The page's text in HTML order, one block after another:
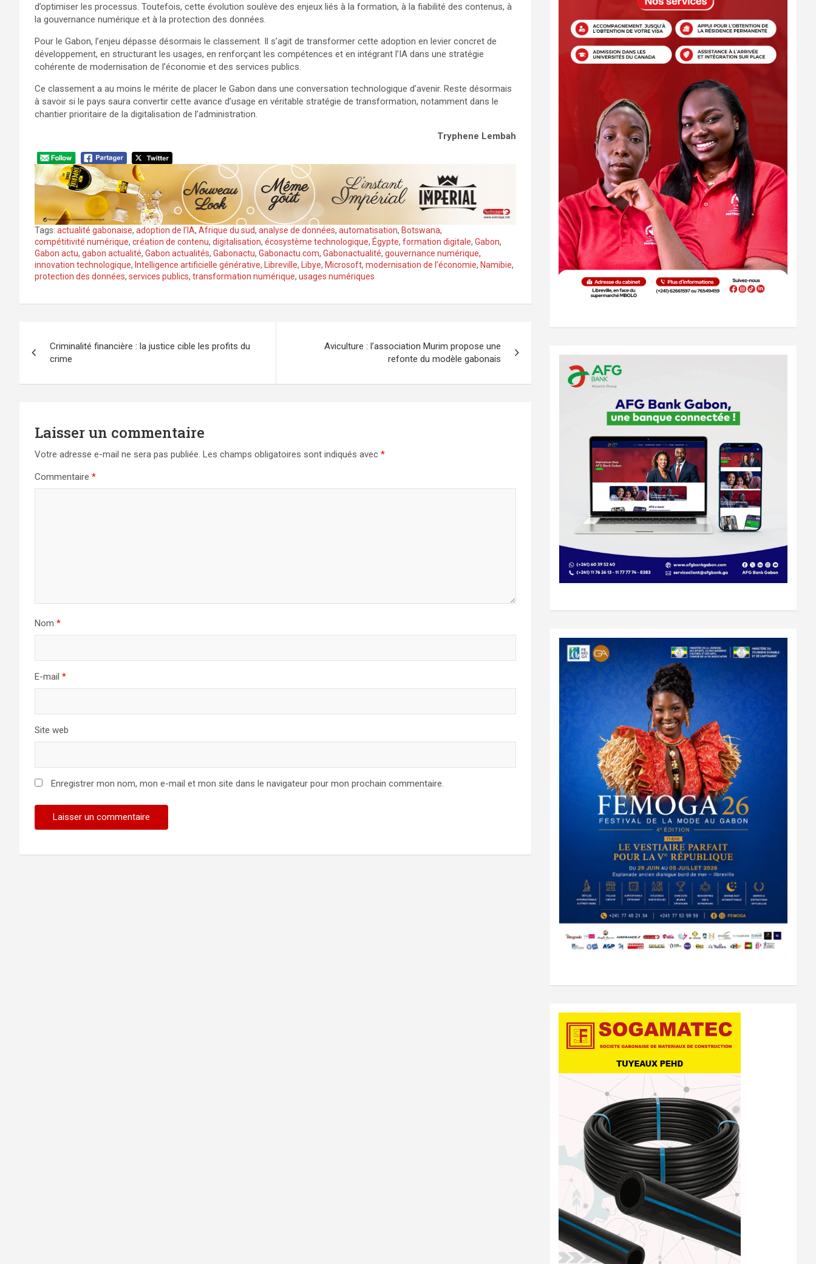
d’optimiser les processus. Toutefois, cette évolution soulève des enjeux liés à la formation, à la fiabilité des contenus, à
la gouvernance numérique et à la protection des données.
Pour le Gabon, l’enjeu dépasse désormais le classement. Il s’agit de transformer cette adoption en levier concret de
développement, en structurant les usages, en renforçant les compétences et en intégrant l’IA dans une stratégie
cohérente de modernisation de l’économie et des services publics.
Ce classement a au moins le mérite de placer le Gabon dans une conversation technologique d’avenir. Reste désormais
à savoir si le pays saura convertir cette avance d’usage en véritable stratégie de transformation, notamment dans le
chantier prioritaire de la digitalisation de l’administration.
Tryphene Lembah
Tags: actualité gabonaise, adoption de l’IA, Afrique du sud, analyse de données, automatisation, Botswana,
compétitivité numérique, création de contenu, digitalisation, écosystème technologique, Égypte, formation digitale, Gabon,
Gabon actu, gabon actualité, Gabon actualités, Gabonactu, Gabonactu.com, Gabonactualité, gouvernance numérique,
innovation technologique, Intelligence artificielle générative, Libreville, Libye, Microsoft, modernisation de l’économie, Namibie,
protection des données, services publics, transformation numérique, usages numériques
de
l’article
Criminalité financière : la justice cible les profits du
crime
Aviculture : l’association Murim propose une
refonte du modèle gabonais
Laisser un commentaire
Votre adresse e-mail ne sera pas publiée. Les champs obligatoires sont indiqués avec *
Commentaire *
Nom *
E-mail *
Site web
Enregistrer mon nom, mon e-mail et mon site dans le navigateur pour mon prochain commentaire.